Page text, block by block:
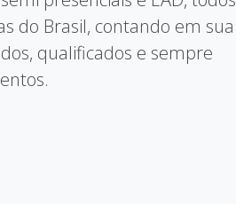
do Brasil, contando em sua
qualificados e sempre